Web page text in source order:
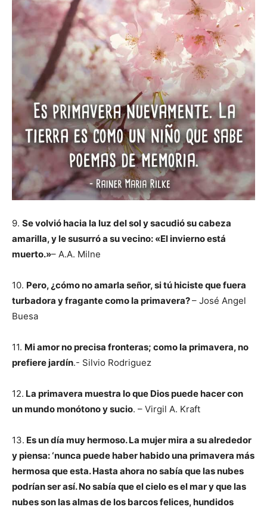
9. Se volvió hacia la luz del soly sacudió su cabeza
amarilla,y le susurró a su vecino: «El invierno está
muerto.»– A.A. Milne
10. Pero, ¿cómo no amarla señor, si tú hiciste que fuera
turbadora y fragante como la primavera?– José Angel
Buesa
11. Mi amor no precisa fronteras; como la primavera, no
prefiere jardín.- Silvio Rodriguez
12. La primavera muestra lo que Dios puede hacer con
un mundo monótono y sucio. – Virgil A. Kraft
13. Es un día muy hermoso. La mujer mira a su alrededor
y piensa: ‘nunca puede haber habido una primavera más
hermosa que esta. Hasta ahora no sabía que las nubes
podrían ser así. No sabía que el cielo es el mar y que las
nubes son las almas de los barcos felices, hundidos